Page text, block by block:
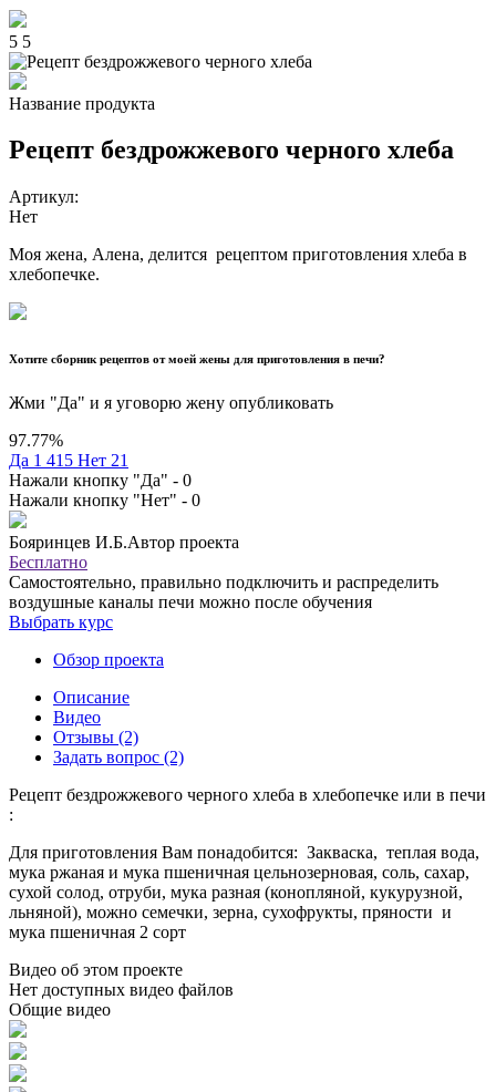
5 5
Название продукта
Рецепт бездрожжевого черного хлеба
Артикул:
Нет
Моя жена, Алена, делится рецептом приготовления хлеба в
хлебопечке.
Хотите сборник рецептов от моей жены для приготовления в печи?
Жми "Да" и я уговорю жену опубликовать
97.77%
Да 1 415 Нет 21
Нажали кнопку "Да" - 0
Нажали кнопку "Нет" - 0
Бояринцев И.Б.Автор проекта
Бесплатно
Cамостоятельно, правильно подключить и распределить
воздушные каналы печи можно после обучения
Выбрать курс
Обзор проекта
Описание
Видео
Отзывы (2)
Задать вопрос (2)
Рецепт бездрожжевого черного хлеба в хлебопечке или в печи
:
Для приготовления Вам понадобится: Закваска, теплая вода,
мука ржаная и мука пшеничная цельнозерновая, соль, сахар,
сухой солод, отруби, мука разная (конопляной, кукурузной,
льняной), можно семечки, зерна, сухофрукты, пряности и
мука пшеничная 2 сорт
Видео об этом проекте
Нет доступных видео файлов
Общие видео